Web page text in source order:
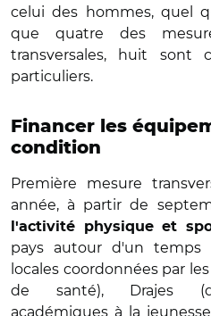
celui des hommes, quel
que quatre des
transversales, huit sont
particuliers.
Financer les
condition
Première mesure
année, à partir de
l'activité physique et
pays autour d'un
locales coordonnées par
de santé), Drajes
académiques à la